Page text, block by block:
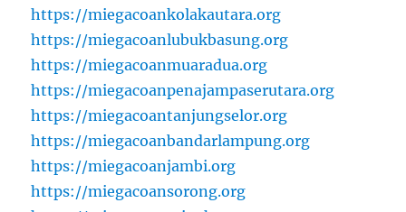
https://miegacoankolakautara.org
https://miegacoanlubukbasung.org
https://miegacoanmuaradua.org
https://miegacoanpenajampaserutara.org
https://miegacoantanjungselor.org
https://miegacoanbandarlampung.org
https://miegacoanjambi.org
https://miegacoansorong.org